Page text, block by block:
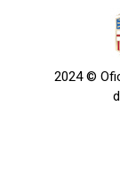
2024 ©